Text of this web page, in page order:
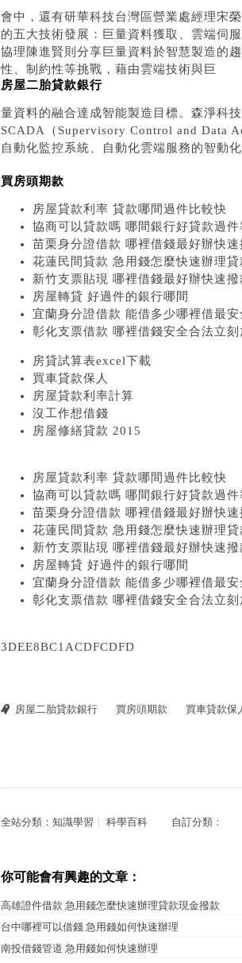
會中，還有研華科技台灣區營業處經理宋
的五大技術發展：巨量資料獲取、雲端伺
協理陳進賢則分享巨量資料於智慧製造的
性、制約性等挑戰，藉由雲端技術與巨
房屋二胎貸款銀行
量資料的融合達成智能製造目標。森淨科
SCADA（Supervisory Control and Data
自動化監控系統、自動化雲端服務的智動化
買房頭期款
房屋貸款利率 貸款哪間過件比較快
協商可以貸款嗎 哪間銀行好貸款過件
苗栗身分證借款 哪裡借錢最好辦快速
花蓮民間貸款 急用錢怎麼快速辦理貸
新竹支票貼現 哪裡借錢最好辦快速撥
房屋轉貸 好過件的銀行哪間
宜蘭身分證借款 能借多少哪裡借最安
彰化支票借款 哪裡借錢安全合法立刻
房貸試算表excel下載
買車貸款保人
房屋貸款利率計算
沒工作想借錢
房屋修繕貸款 2015
房屋貸款利率 貸款哪間過件比較快
協商可以貸款嗎 哪間銀行好貸款過件
苗栗身分證借款 哪裡借錢最好辦快速
花蓮民間貸款 急用錢怎麼快速辦理貸
新竹支票貼現 哪裡借錢最好辦快速撥
房屋轉貸 好過件的銀行哪間
宜蘭身分證借款 能借多少哪裡借最安
彰化支票借款 哪裡借錢安全合法立刻
3DEE8BC1ACDFCDFD
房屋二胎貸款銀行 買房頭期款 買車貸款保
全站分類： 知識學習 科學百科 自訂分類：
你可能會有興趣的文章：
高雄證件借款 急用錢怎麼快速辦理貸款現金撥款
台中哪裡可以借錢 急用錢如何快速辦理
南投借錢管道 急用錢如何快速辦理